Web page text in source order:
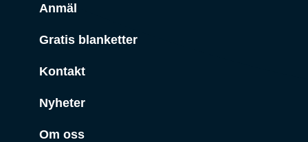
Anmäl
Gratis blanketter
Kontakt
Nyheter
Om oss